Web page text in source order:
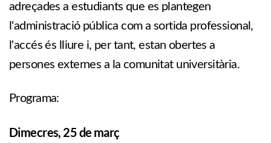
adreçades a estudiants que es plantegen
l'administració pública com a sortida professional,
l'accés és lliure i, per tant, estan obertes a
persones externes a la comunitat universitària.
Programa:
Dimecres, 25 de març